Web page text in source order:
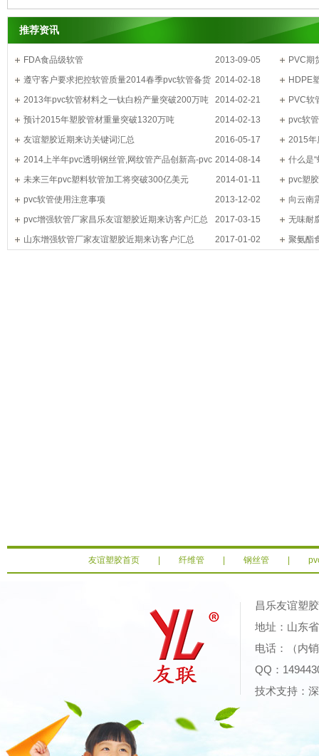
推荐资讯
2013-09-05
FDA食品级软管
PVC期
2014-02-18
遵守客户要求把控软管质量2014春季pvc软管备货
季
HDPE
2014-02-21
2013年pvc软管材料之一钛白粉产量突破200万吨
大关
PVC软
2014-02-13
预计2015年塑胶管材重量突破1320万吨
pvc软
2016-05-17
友谊塑胶近期来访关键词汇总
2015年
2014-08-14
2014上半年pvc透明钢丝管,网纹管产品创新高-pvc
去哪儿了
什么是
2014-01-11
未来三年pvc塑料软管加工将突破300亿美元
pvc塑
2013-12-02
pvc软管使用注意事项
向云南
2017-03-15
pvc增强软管厂家昌乐友谊塑胶近期来访客户汇总
无味耐
科技股份
2017-01-02
山东增强软管厂家友谊塑胶近期来访客户汇总 聚氨酯
友谊塑胶首页 纤维管 钢丝管
昌乐友谊
地址：山东
电话：（内
QQ：
技术支持：